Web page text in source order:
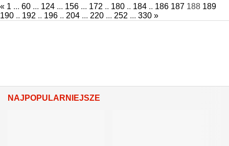
« 1 ... 60 ... 124 ... 156 ... 172 .. 180 .. 184 .. 186 187 188 189
190 .. 192 .. 196 .. 204 ... 220 ... 252 ... 330 »
NAJPOPULARNIEJSZE